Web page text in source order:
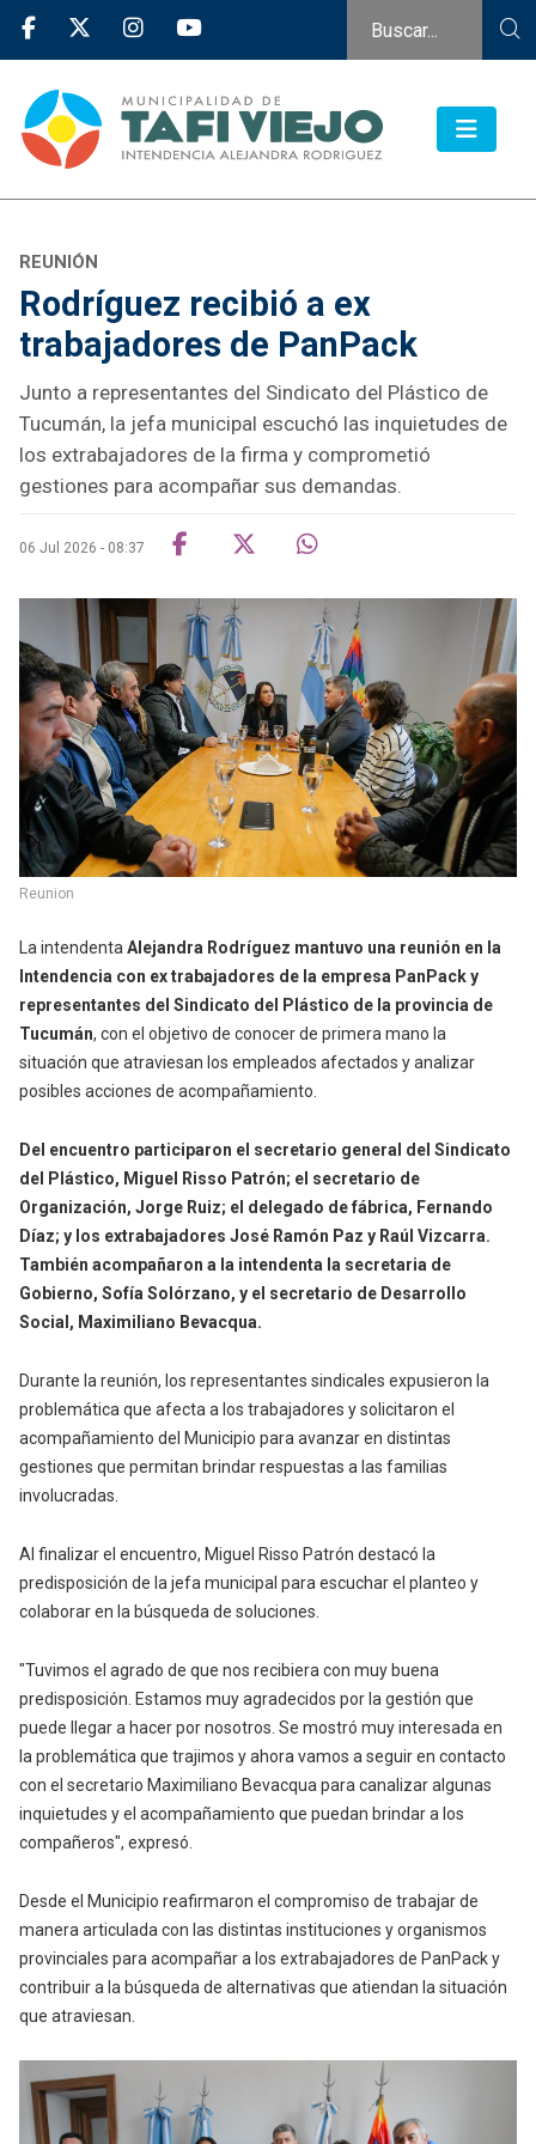
REUNIÓN
Rodríguez recibió a ex
trabajadores de PanPack
Junto a representantes del Sindicato del Plástico de
Tucumán, la jefa municipal escuchó las inquietudes de
los extrabajadores de la firma y comprometió
gestiones para acompañar sus demandas.
06 Jul 2026 - 08:37
Reunion
La intendentaAlejandra Rodríguez mantuvo una reunión en la
Intendencia con ex trabajadores de la empresa PanPack y
representantes del Sindicato del Plástico de la provincia de
Tucumán, con el objetivo de conocer de primera mano la
situación que atraviesan los empleados afectados y analizar
posibles acciones de acompañamiento.
Del encuentro participaron el secretario general del Sindicato
del Plástico, Miguel Risso Patrón; el secretario de
Organización, Jorge Ruiz; el delegado de fábrica, Fernando
Díaz; y los extrabajadores José Ramón Paz y Raúl Vizcarra.
También acompañaron a la intendenta la secretaria de
Gobierno, Sofía Solórzano, y el secretario de Desarrollo
Social, Maximiliano Bevacqua.
Durante la reunión, los representantes sindicales expusieron la
problemática que afecta a los trabajadores y solicitaron el
acompañamiento del Municipio para avanzar en distintas
gestiones que permitan brindar respuestas a las familias
involucradas.
Al finalizar el encuentro, Miguel Risso Patrón destacó la
predisposición de la jefa municipal para escuchar el planteo y
colaborar en la búsqueda de soluciones.
"Tuvimos el agrado de que nos recibiera con muy buena
predisposición. Estamos muy agradecidos por la gestión que
puede llegar a hacer por nosotros. Se mostró muy interesada en
la problemática que trajimos y ahora vamos a seguir en contacto
con el secretario Maximiliano Bevacqua para canalizar algunas
inquietudes y el acompañamiento que puedan brindar a los
compañeros", expresó.
Desde el Municipio reafirmaron el compromiso de trabajar de
manera articulada con las distintas instituciones y organismos
provinciales para acompañar a los extrabajadores de PanPack y
contribuir a la búsqueda de alternativas que atiendan la situación
que atraviesan.